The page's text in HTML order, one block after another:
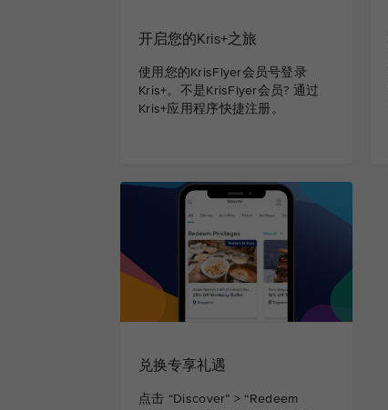
开启您的Kris+之旅
使用您的KrisFlyer会员号登录
Kris+。不是KrisFlyer会员? 通过
Kris+应用程序快捷注册。
兑换专享礼遇
点击 “Discover” > “Redeem